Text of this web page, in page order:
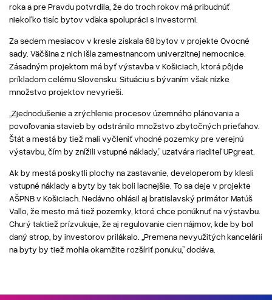
roka a pre Pravdupotvrdila , že do troch rokov má pribudnúť
niekoľko tisíc bytov vďaka spolupráci s investormi.
Za sedem mesiacov v kresle získala 68 bytov v projekte Ovocné
sady. Väčšina z nich išla zamestnancom univerzitnej nemocnice.
Zásadným projektom má byť výstavba v Košiciach, ktorá pôjde
príkladom celému Slovensku. Situáciu s bývaním však nízke
množstvo projektov nevyrieši.
„Zjednodušenie a zrýchlenie procesov územného plánovania a
povoľovania stavieb by odstránilo množstvo zbytočných prieťahov.
Štát a mestá by tiež mali vyčleniť vhodné pozemky pre verejnú
výstavbu, čím by znížili vstupné náklady,” uzatvára riaditeľ UPgreat.
Ak by mestá poskytli plochy na zastavanie, developerom by klesli
vstupné náklady a byty by tak boli lacnejšie. To sa deje v projekte
AŠPNB v Košiciach. Nedávno ohlásil aj bratislavský primátor Matúš
Vallo, že mesto má tiež pozemky, ktoré chce ponúknuť na výstavbu.
Churý taktiež prízvukuje, že aj regulovanie cien nájmov, kde by bol
daný strop, by investorov prilákalo. „Premena nevyužitých kancelárií
na byty by tiež mohla okamžite rozšíriť ponuku,” dodáva.